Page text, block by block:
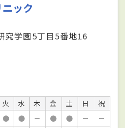
ック
究学園5丁目5番地16
火 水 木 金 土 日
祝
● ● － ● ● －
－